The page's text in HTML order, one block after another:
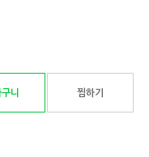
니 찜하기